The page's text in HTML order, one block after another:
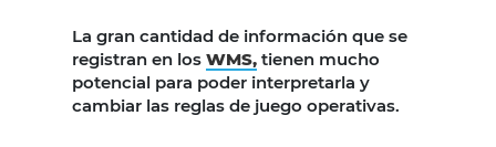
La gran cantidad de información que se
registran en los WMS, tienen mucho
potencial para poder interpretarla y
cambiar las reglas de juego operativas.